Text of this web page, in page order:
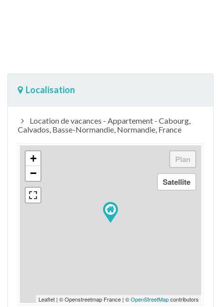
Localisation
Location de vacances - Appartement - Cabourg,
Calvados, Basse-Normandie, Normandie, France
+
−
Leaflet | © Openstreetmap France | ©OpenStreetMapcontributors